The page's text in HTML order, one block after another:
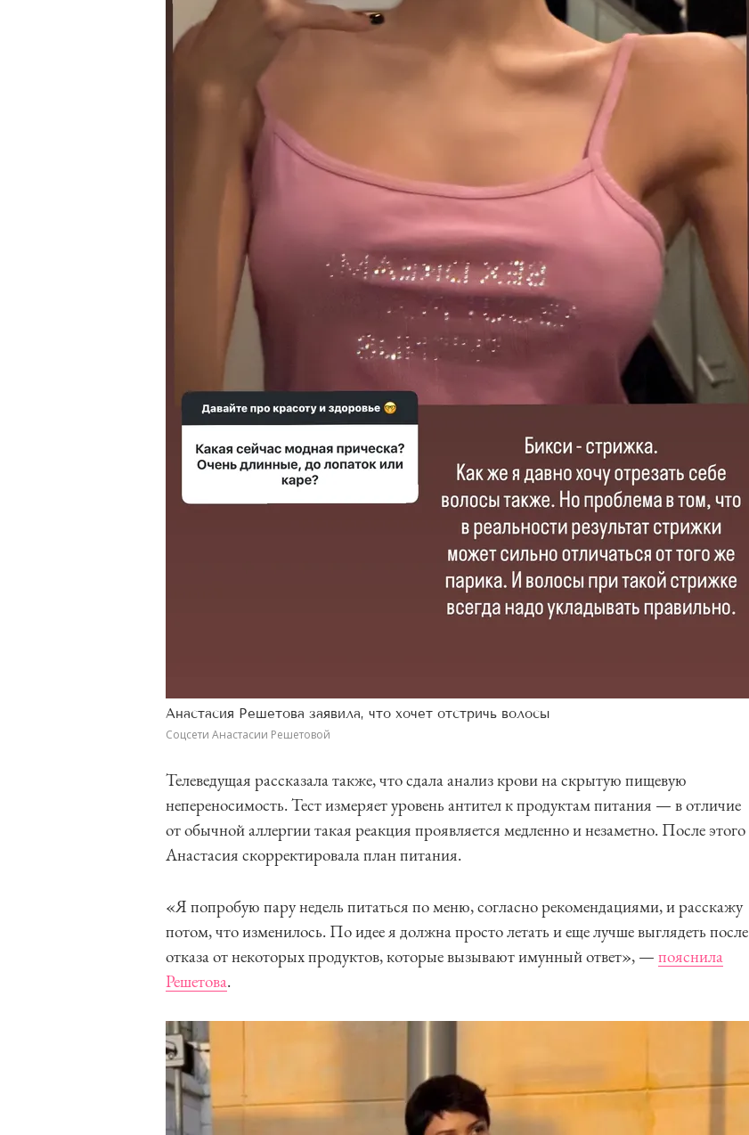
Анастасия Решетова заявила, что хочет отстричь волосы
Соцсети Анастасии Решетовой
Телеведущая рассказала также, что сдала анализ крови на скрытую пищевую
непереносимость. Тест измеряет уровень антител к продуктам питания — в отличие
от обычной аллергии такая реакция проявляется медленно и незаметно. После этого
Анастасия скорректировала план питания.
«Я попробую пару недель питаться по меню, согласно рекомендациями, и расскажу
потом, что изменилось. По идее я должна просто летать и еще лучше выглядеть после
отказа от некоторых продуктов, которые вызывают имунный ответ», — пояснила
Решетова.